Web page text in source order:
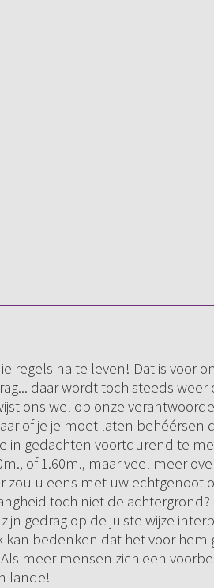
regels na te leven! Dat is voor
daar wordt toch steeds weer
ons wel op onze
of je je moet laten behéérsen
in gedachten voortdurend te
of 1.60m., maar veel meer
zou u eens met uw echtgenoot
toch niet de
gedrag op de juiste wijze
kan bedenken dat het voor hem
meer mensen zich een
lande!